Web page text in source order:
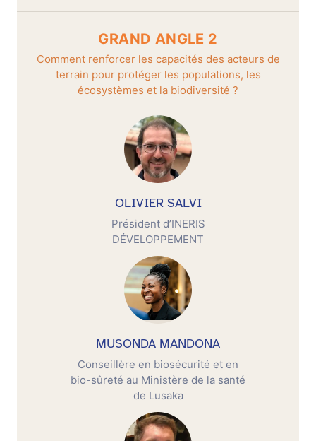
GRAND ANGLE 2
Comment renforcer les capacités des acteurs de
terrain pour protéger les populations, les
écosystèmes et la biodiversité ?
OLIVIER SALVI
Président d’INERIS
DÉVELOPPEMENT
MUSONDA MANDONA
Conseillère en biosécurité et en
bio-sûreté au Ministère de la santé
de Lusaka